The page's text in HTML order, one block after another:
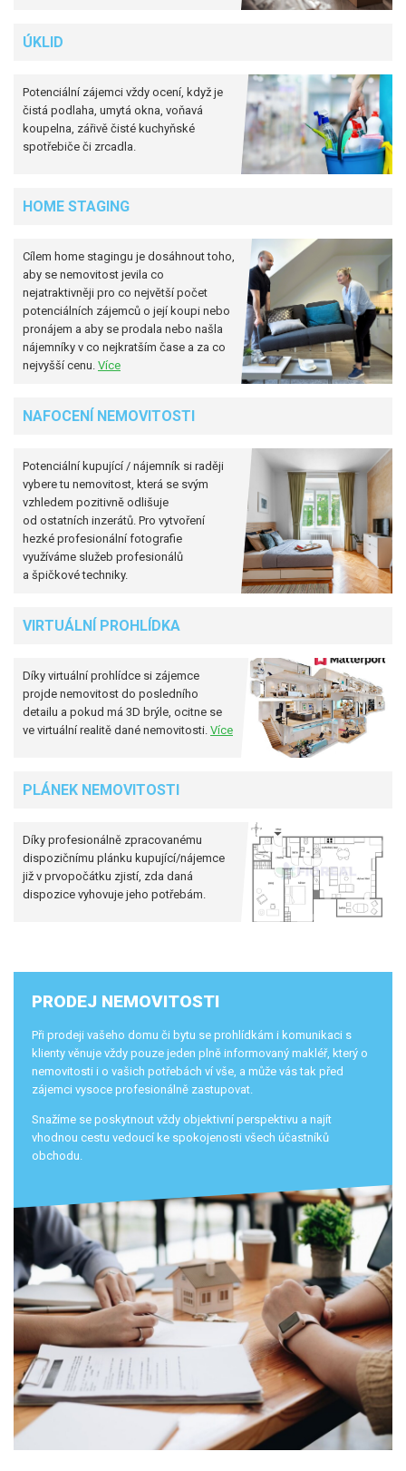
ÚKLID
Potenciální zájemci vždy ocení, když je
čistá podlaha, umytá okna, voňavá
koupelna, zářivě čisté kuchyňské
spotřebiče či zrcadla.
HOME STAGING
Cílem home stagingu je dosáhnout toho,
aby se nemovitost jevila co
nejatraktivněji pro co největší počet
potenciálních zájemců o její koupi nebo
pronájem a aby se prodala nebo našla
nájemníky v co nejkratším čase a za co
nejvyšší cenu. Více
NAFOCENÍ NEMOVITOSTI
Potenciální kupující / nájemník si raději
vybere tu nemovitost, která se svým
vzhledem pozitivně odlišuje
od ostatních inzerátů. Pro vytvoření
hezké profesionální fotografie
využíváme služeb profesionálů
a špičkové techniky.
VIRTUÁLNÍ PROHLÍDKA
Díky virtuální prohlídce si zájemce
projde nemovitost do posledního
detailu a pokud má 3D brýle, ocitne se
ve virtuální realitě dané nemovitosti. Více
PLÁNEK NEMOVITOSTI
Díky profesionálně zpracovanému
dispozičnímu plánku kupující/nájemce
již v prvopočátku zjistí, zda daná
dispozice vyhovuje jeho potřebám.
PRODEJ NEMOVITOSTI
Při prodeji vašeho domu či bytu se prohlídkám i komunikaci s
klienty věnuje vždy pouze jeden plně informovaný makléř, který o
nemovitosti i o vašich potřebách ví vše, a může vás tak před
zájemci vysoce profesionálně zastupovat.
Snažíme se poskytnout vždy objektivní perspektivu a najít
vhodnou cestu vedoucí ke spokojenosti všech účastníků
obchodu.